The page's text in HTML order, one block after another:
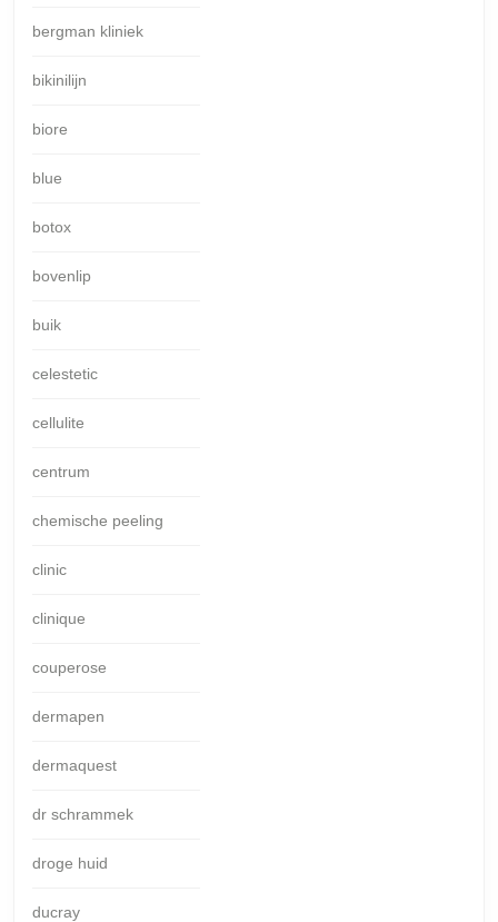
bergman kliniek
bikinilijn
biore
blue
botox
bovenlip
buik
celestetic
cellulite
centrum
chemische peeling
clinic
clinique
couperose
dermapen
dermaquest
dr schrammek
droge huid
ducray